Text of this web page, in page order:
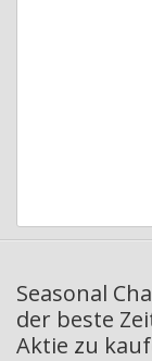
Seasonal
der beste
Aktie zu